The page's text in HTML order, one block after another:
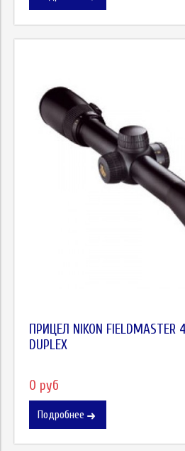
ПРИЦЕЛ NIKON FIELDMASTER
DUPLEX
0 руб
Подробнее